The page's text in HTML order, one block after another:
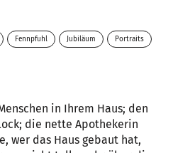
Fennpfuhl Jubiläum Portraits
in Ihrem Haus; den
die nette Apothekerin
wer das Haus gebaut hat,